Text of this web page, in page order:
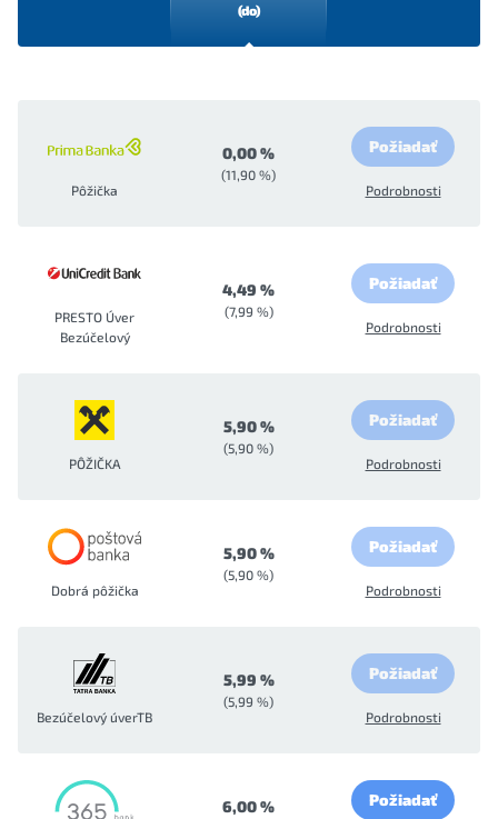
(do)
Pôžička
0,00 %
(11,90 %)
Požiadať
Podrobnosti
PRESTO Úver
Bezúčelový
4,49 %
(7,99 %)
Požiadať
Podrobnosti
PÔŽIČKA
5,90 %
(5,90 %)
Požiadať
Podrobnosti
Dobrá pôžička
5,90 %
(5,90 %)
Požiadať
Podrobnosti
Bezúčelový úverTB
5,99 %
(5,99 %)
Požiadať
Podrobnosti
6,00 % Požiadať